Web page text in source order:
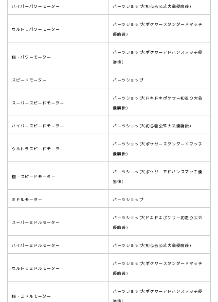
ハイパーパワーモーター パーツショップ(初心者公式大会優勝後)
ウルトラパワーモーター
パーツショップ(ポケサースタンダードマッチ
優勝後)
極・パワーモーター
パーツショップ(ポケサーアドバンスマッチ優
勝後)
スピードモーター パーツショップ
スーパースピードモーター
パーツショップ(ドキドキポケサー初走り大会
優勝後)
ハイパースピードモーター パーツショップ(初心者公式大会優勝後)
ウルトラスピードモーター
パーツショップ(ポケサースタンダードマッチ
優勝後)
極・スピードモーター
パーツショップ(ポケサーアドバンスマッチ優
勝後)
ミドルモーター パーツショップ
スーパーミドルモーター
パーツショップ(ドキドキポケサー初走り大会
優勝後)
ハイパーミドルモーター パーツショップ(初心者公式大会優勝後)
ウルトラミドルモーター
パーツショップ(ポケサースタンダードマッチ
優勝後)
極・ミドルモーター
パーツショップ(ポケサーアドバンスマッチ優